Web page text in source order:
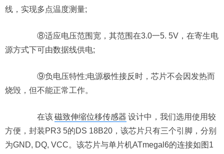
线，实现多点温度测量;
⑧适应电压范围宽，其范围在3.0一5. 5V，在寄生电
源方式下可由数据线供电;
⑨负电压特性;电源极性接反时，芯片不会因发热而
烧毁，但不能正常工作。
在该磁致伸缩位移传感器 设计中，我们选用使用较
方便，封装PR3 5的DS 18B20，该芯片只有三个引脚，分别
为GND, DQ, VCC。该芯片与单片机ATmegal6的连接如图1